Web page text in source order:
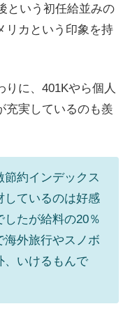
という初任給並みの
リカという印象を持
に、401Kやら個人
充実しているのも羨
約インデックス
しているのは好感
たが給料の20％
海外旅行やスノボ
、いけるもんで